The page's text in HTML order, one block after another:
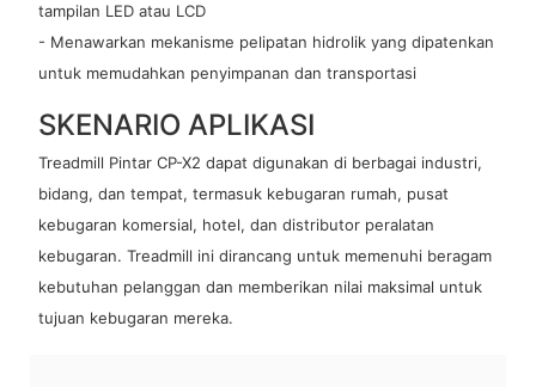
tampilan LED atau LCD
- Menawarkan mekanisme pelipatan hidrolik yang dipatenkan
untuk memudahkan penyimpanan dan transportasi
SKENARIO APLIKASI
Treadmill Pintar CP-X2 dapat digunakan di berbagai industri,
bidang, dan tempat, termasuk kebugaran rumah, pusat
kebugaran komersial, hotel, dan distributor peralatan
kebugaran. Treadmill ini dirancang untuk memenuhi beragam
kebutuhan pelanggan dan memberikan nilai maksimal untuk
tujuan kebugaran mereka.